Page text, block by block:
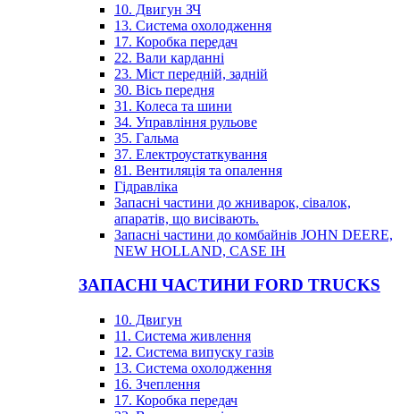
10. Двигун ЗЧ
13. Система охолодження
17. Коробка передач
22. Вали карданні
23. Міст передній, задній
30. Вісь передня
31. Колеса та шини
34. Управління рульове
35. Гальма
37. Електроустаткування
81. Вентиляція та опалення
Гідравліка
Запасні частини до жниварок, сівалок,
апаратів, що висівають.
Запасні частини до комбайнів JOHN DEERE,
NEW HOLLAND, CASE IH
ЗАПАСНІ ЧАСТИНИ FORD TRUCKS
10. Двигун
11. Система живлення
12. Система випуску газів
13. Система охолодження
16. Зчеплення
17. Коробка передач